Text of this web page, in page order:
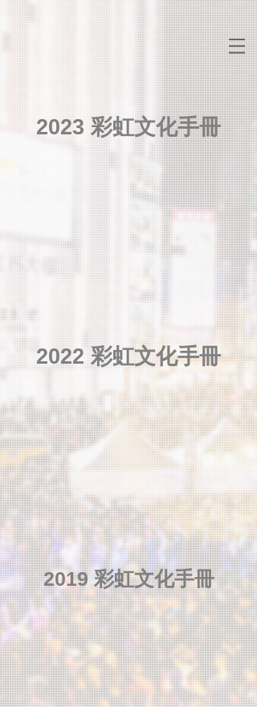
2023 彩虹文化手冊
2022 彩虹文化手冊
2019 彩虹文化手冊